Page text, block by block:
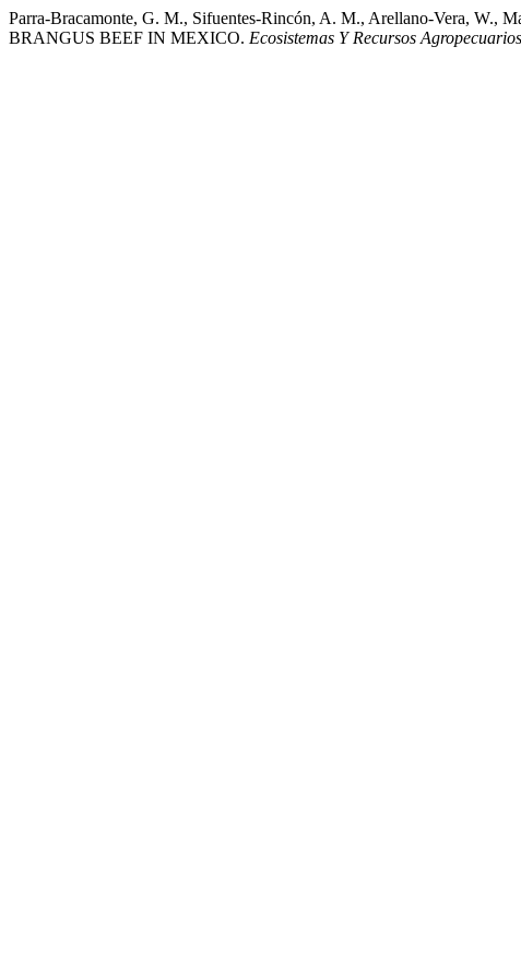
Parra-Bracamonte, G. M., Sifuentes-Rincón, A. M., Arellano-Vera,
BRANGUS BEEF IN MEXICO. Ecosistemas Y Recursos Agropecuarios